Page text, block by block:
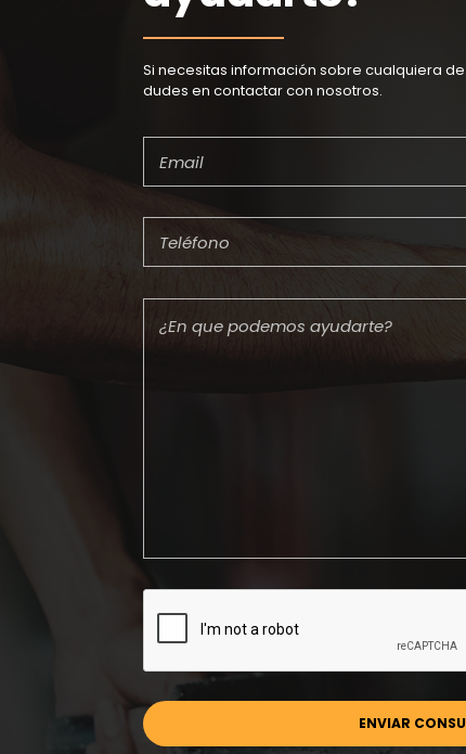
Si necesitas información sobre cualquiera
dudes en contactar con nosotros.